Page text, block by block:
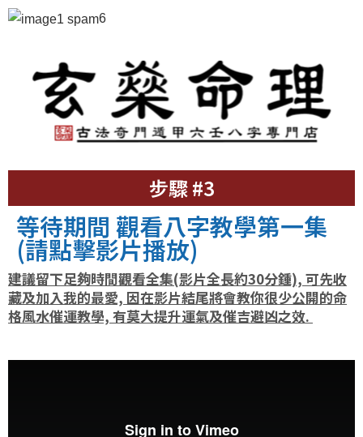
6
步驟 #3
等待期間 觀看八字教學第一集
(請點擊影片播放)
建議留下足夠時間觀看全集(影片全長約30分鍾), 可先收
藏及加入我的最愛, 因在影片結尾將會教你很少公開的命
格風水催運教學, 有莫大提升運氣及催吉避凶之效.